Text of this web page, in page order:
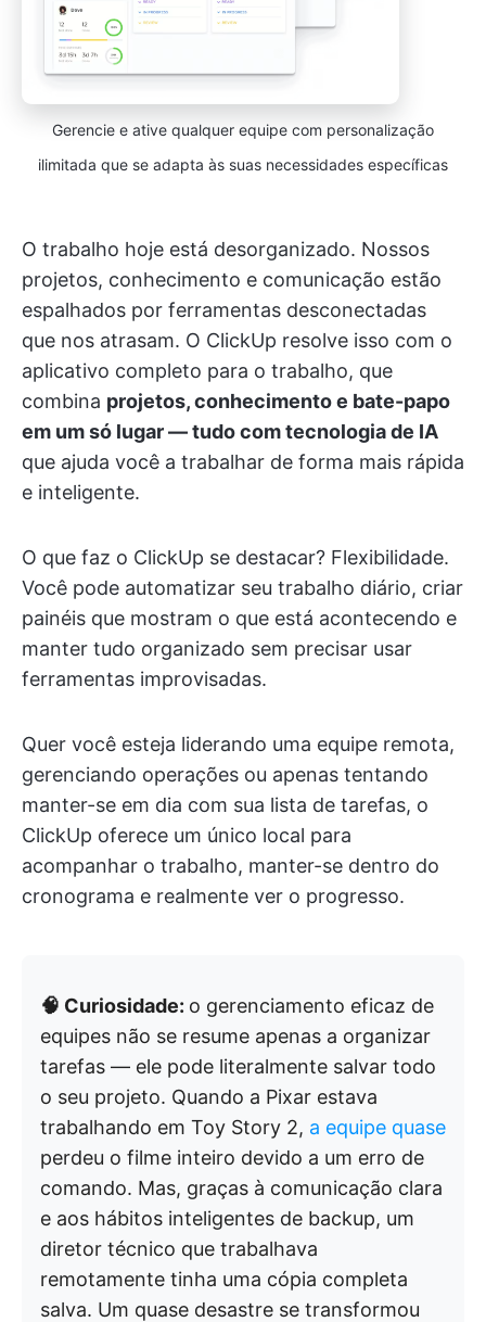
Gerencie e ative qualquer equipe com personalização
ilimitada que se adapta às suas necessidades específicas
O trabalho hoje está desorganizado. Nossos
projetos, conhecimento e comunicação estão
espalhados por ferramentas desconectadas
que nos atrasam. O ClickUp resolve isso com o
aplicativo completo para o trabalho, que
combina projetos, conhecimento e bate-papo
em um só lugar — tudo com tecnologia de IA
que ajuda você a trabalhar de forma mais rápida
e inteligente.
O que faz o ClickUp se destacar? Flexibilidade.
Você pode automatizar seu trabalho diário, criar
painéis que mostram o que está acontecendo e
manter tudo organizado sem precisar usar
ferramentas improvisadas.
Quer você esteja liderando uma equipe remota,
gerenciando operações ou apenas tentando
manter-se em dia com sua lista de tarefas, o
ClickUp oferece um único local para
acompanhar o trabalho, manter-se dentro do
cronograma e realmente ver o progresso.
🧠 Curiosidade: o gerenciamento eficaz de
equipes não se resume apenas a organizar
tarefas — ele pode literalmente salvar todo
o seu projeto. Quando a Pixar estava
trabalhando em Toy Story 2, a equipe quase
perdeu o filme inteiro devido a um erro de
comando. Mas, graças à comunicação clara
e aos hábitos inteligentes de backup, um
diretor técnico que trabalhava
remotamente tinha uma cópia completa
salva. Um quase desastre se transformou